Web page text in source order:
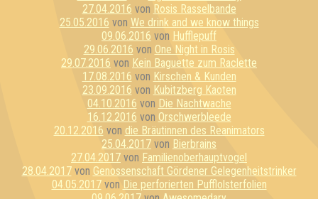
27.04.2016 von Rosis Rasselbande
25.05.2016 von We drink and we know things
09.06.2016 von Hufflepuff
29.06.2016 von One Night in Rosis
29.07.2016 von Kein Baguette zum Raclette
17.08.2016 von Kirschen & Kunden
23.09.2016 von Kubitzberg Kaoten
04.10.2016 von Die Nachtwache
16.12.2016 von Orschwerbleede
20.12.2016 von die Bräutinnen des Reanimators
25.04.2017 von Bierbrains
27.04.2017 von Familienoberhauptvogel
28.04.2017von Genossenschaft Gördener Gelegenheitstrinker
04.05.2017von Die perforierten Pufflolsterfolien